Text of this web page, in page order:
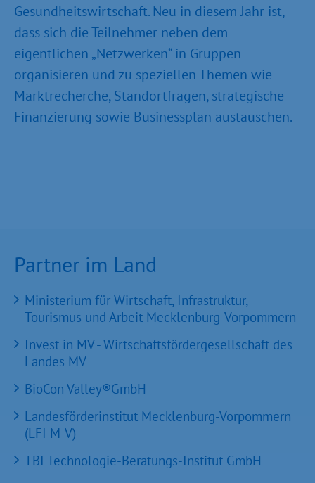
Gesundheitswirtschaft. Neu in diesem Jahr ist,
dass sich die Teilnehmer neben dem
eigentlichen „Netzwerken“ in Gruppen
organisieren und zu speziellen Themen wie
Marktrecherche, Standortfragen, strategische
Finanzierung sowie Businessplan austauschen.
Partner im Land
Ministerium für Wirtschaft, Infrastruktur,
Tourismus und Arbeit Mecklenburg-Vorpommern
Invest in MV - Wirtschaftsfördergesellschaft des
Landes MV
BioCon Valley®GmbH
Landesförderinstitut Mecklenburg-Vorpommern
(LFI M-V)
TBI Technologie-Beratungs-Institut GmbH